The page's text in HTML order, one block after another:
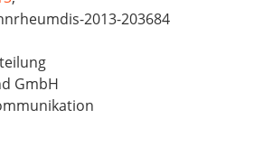
2013-203684
GmbH